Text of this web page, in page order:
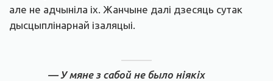
але не адчыніла іх. Жанчыне далі дзесяць сутак
дысцыплінарнай ізаляцыі.
— У мяне з сабой не было ніякіх